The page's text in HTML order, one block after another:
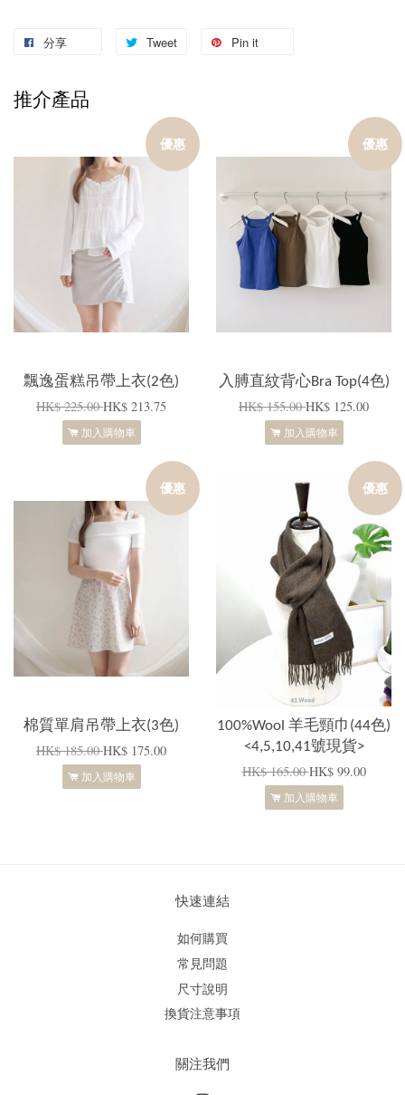
分享 Tweet Pin it
推介產品
優惠
飄逸蛋糕吊帶上衣(2色)
HK$ 225.00HK$ 213.75
加入購物車
優惠
入膊直紋背心Bra Top(4色)
HK$ 155.00HK$ 125.00
加入購物車
優惠
棉質單肩吊帶上衣(3色)
HK$ 185.00HK$ 175.00
加入購物車
優惠
100%Wool 羊毛頸巾(44色)
<4,5,10,41號現貨>
HK$ 165.00HK$ 99.00
加入購物車
快速連結
如何購買
常見問題
尺寸說明
換貨注意事項
關注我們